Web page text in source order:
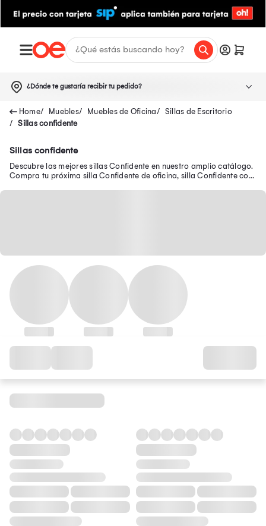
¿Dónde te gustaría recibir tu pedido?
Muebles Muebles de Oficina
Sillas de Escritorio
Sillas confidente
Sillas confidente
Descubre las mejores sillas Confidente en nuestro amplio catálogo.
Compra tu próxima silla Confidente de oficina, silla Confidente con